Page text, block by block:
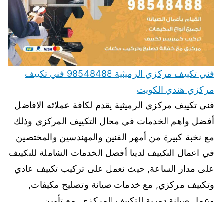
فني تكييف مركزي الرميثية 98548488 فني تكييف
مركزي هندي الكويت
فني تكييف مركزي الرميثية يقدم لكافة عملائه الافاضل
أفضل واهم الخدمات في مجال التكييف المركزي وذلك
مع نخبة كبيرة من أمهر الفنين والمهندسين والمختصين
في اعمال التكييف لدينا أفضل الخدمات الشاملة للتكييف
على مدار الساعة, حيث نعمل على تركيب تكييف عادي
وتكييف مركزي, مع خدمات صيانة وتصليح مكيفات,